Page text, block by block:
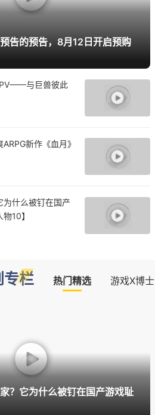
告的预告，8月12日开启预购
PV——与巨兽彼此
新作《血月》
为什么被钉在国产
10】
专栏 热门精选 游戏X博士
？它为什么被钉在国产游戏耻